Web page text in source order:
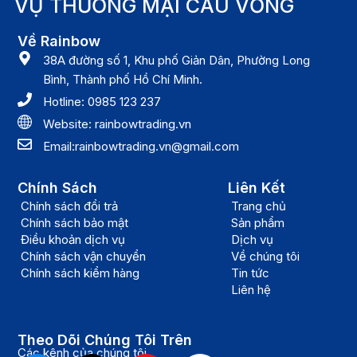
thơm tho sau khi giặt.
(Không cần cắt lớp màng bao ngoài của viên giặt.
Lớp màng này sẽ nhanh chóng tan nhanh trong quá
trình giặt xả)
VI. Liều lượng:
Để quần áo luôn được giặt sạch và thơm lâu, việc
+ 1 viên: Phù hợp cho 5–7 kg chăn, ga, gối, nệm
+ 2 viên: Phù hợp cho 8–12kg chăn, ga, gối, nệm
hoặc nhiều đồ bẩn.
VII. Lưu ý và hướng dẫn cách bảo quản
+ Dùng được cả 2 loại máy giặt cửa trên và cửa
VỤ THƯƠNG MẠI CẦU VỒNG
Về Rainbow
38A đường số 1, Khu phố Giản Dân, Phường Long
Bình, Thành phố Hồ Chí Minh.
Hotline: 0985 123 237
Website: rainbowtrading.vn
Email:rainbowtrading.vn@gmail.com
Chính Sách
Chính sách đổi trả
Chính sách bảo mật
Điều khoản dịch vụ
Chính sách vận chuyển
Chính sách kiểm hàng
Liên Kết
Trang chủ
Sản phẩm
Dịch vụ
Về chúng tôi
Tin tức
Liên hệ
Theo Dõi Chúng Tôi Trên
Các kênh của chúng tôi